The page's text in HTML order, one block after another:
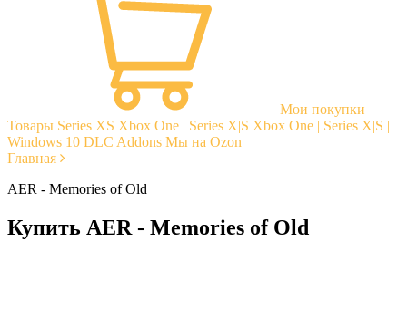
Мои покупки
Товары Series XS Xbox One | Series X|S Xbox One | Series X|S |
Windows 10 DLC Addons Мы на Ozon
Главная
AER - Memories of Old
Купить AER - Memories of Old